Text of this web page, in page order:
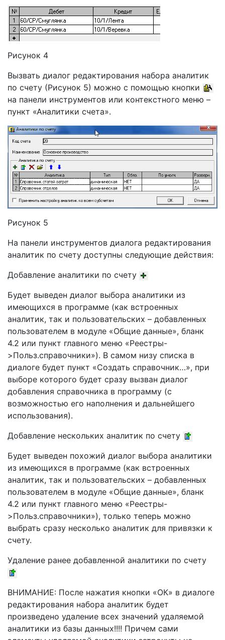
Рисунок 4
Вызвать диалог редактирования набора аналитик
по счету (Рисунок 5) можно с помощью кнопки
на панели инструментов или контекстного меню –
пункт «Аналитики счета».
Рисунок 5
На панели инструментов диалога редактирования
аналитик по счету доступны следующие действия:
Добавление аналитики по счету
Будет выведен диалог выбора аналитики из
имеющихся в программе (как встроенных
аналитик, так и пользовательских – добавленных
пользователем в модуле «Общие данные», бланк
4.2 или пункт главного меню «Реестры-
>Польз.справочники»). В самом низу списка в
диалоге будет пункт «Создать справочник…», при
выборе которого будет сразу вызван диалог
добавления справочника в программу (с
возможностью его наполнения и дальнейшего
использования).
Добавление нескольких аналитик по счету
Будет выведен похожий диалог выбора аналитики
из имеющихся в программе (как встроенных
аналитик, так и пользовательских – добавленных
пользователем в модуле «Общие данные», бланк
4.2 или пункт главного меню «Реестры-
>Польз.справочники»), только теперь можно
выбрать сразу несколько аналитик для привязки к
счету.
Удаление ранее добавленной аналитики по счету
ВНИМАНИЕ: После нажатия кнопки «ОК» в диалоге
редактирования набора аналитик будет
произведено удаление всех значений удаляемой
аналитики из базы данных!!!! Причем сами